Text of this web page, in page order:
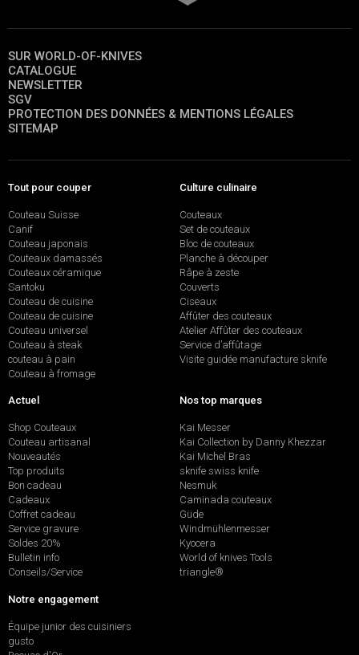
SUR WORLD-OF-KNIVES
CATALOGUE
NEWSLETTER
SGV
PROTECTION DES DONNÉES & MENTIONS LÉGALES
SITEMAP
Tout pour couper
Couteau Suisse
Canif
Couteau japonais
Couteaux damassés
Couteaux céramique
Santoku
Couteau de cuisine
Couteau de cuisine
Couteau universel
Couteau à steak
couteau à pain
Couteau à fromage
Culture culinaire
Couteaux
Set de couteaux
Bloc de couteaux
Planche à découper
Râpe à zeste
Couverts
Ciseaux
Affûter des couteaux
Atelier Affûter des couteaux
Service d’affûtage
Visite guidée manufacture sknife
Actuel
Shop Couteaux
Couteau artisanal
Nouveautés
Top produits
Bon cadeau
Cadeaux
Coffret cadeau
Service gravure
Soldes 20%
Bulletin info
Conseils/Service
Nos top marques
Kai Messer
Kai Collection by Danny Khezzar
Kai Michel Bras
sknife swiss knife
Nesmuk
Caminada couteaux
Güde
Windmühlenmesser
Kyocera
World of knives Tools
triangle®
Notre engagement
Équipe junior des cuisiniers
gusto